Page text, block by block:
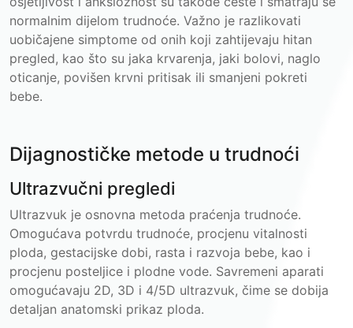
normalnim dijelom trudnoće. Važno je razlikovati
uobičajene simptome od onih koji zahtijevaju hitan
pregled, kao što su jaka krvarenja, jaki bolovi, naglo
oticanje, povišen krvni pritisak ili smanjeni pokreti
bebe.
Dijagnostičke metode u trudnoći
Ultrazvučni pregledi
Ultrazvuk je osnovna metoda praćenja trudnoće.
Omogućava potvrdu trudnoće, procjenu vitalnosti
ploda, gestacijske dobi, rasta i razvoja bebe, kao i
procjenu posteljice i plodne vode. Savremeni aparati
omogućavaju 2D, 3D i 4/5D ultrazvuk, čime se dobija
detaljan anatomski prikaz ploda.